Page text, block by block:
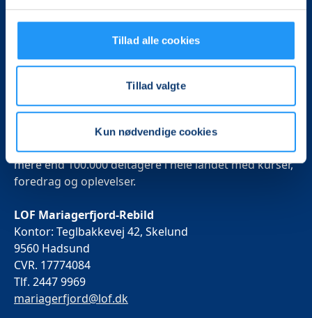
Tillad alle cookies
Tillad valgte
Kun nødvendige cookies
Det, der er vigtigt for samfundet, er vigtigt for os
Vi skaber rammerne for meningsfulde møder mellem
mere end 100.000 deltagere i hele landet med kurser,
foredrag og oplevelser.
LOF Mariagerfjord-Rebild
Kontor: Teglbakkevej 42, Skelund
9560 Hadsund
CVR. 17774084
Tlf. 2447 9969
mariagerfjord@lof.dk